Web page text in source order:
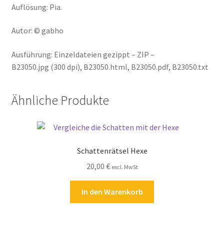
Auflösung: Pia.
Autor: © gabho
Ausführung: Einzeldateien gezippt – ZIP –
B23050.jpg (300 dpi), B23050.html, B23050.pdf, B23050.txt
Ähnliche Produkte
Schattenrätsel Hexe
20,00 € excl. MwSt
In den Warenkorb